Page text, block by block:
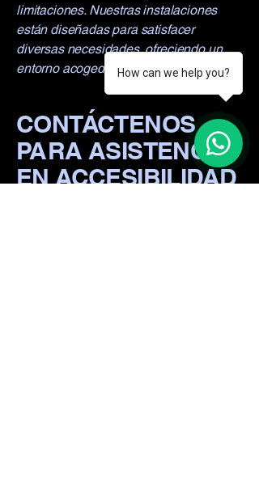
limitaciones. Nuestras instalaciones
están diseñadas para satisfacer
diversas necesidades, ofreciendo un
entorno acogedor para todos.
CONTÁCTENOS
PARA ASISTENCIA
EN ACCESIBILIDAD
How can we help you?